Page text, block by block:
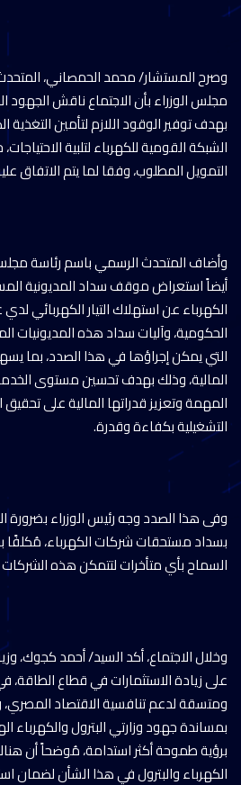
وصرح المستشار/ محمد الحمصاني،
مجلس الوزراء بأن الاجتماع ناقش الجهود
بهدف توفير الوقود اللازم لتأمين التغذية
الشبكة القومية للكهرباء لتلبية
التمويل المطلوب، وفقا لما يتم الاتفاق
وأضاف المتحدث الرسمي باسم رئاسة مجلس
أيضاً استعراض موقف سداد المديونية
الكهرباء عن استهلاك التيار الكهربائي
الحكومية، وآليات سداد هذه المديونيات
التي يمكن إجراؤها في هذا الصدد، بما
المالية، وذلك بهدف تحسين مستوى
المهمة وتعزيز قدراتها المالية على
التشغيلية بكفاءة وقدرة.
وفى هذا الصدد وجه رئيس الوزراء بضرورة
بسداد مستحقات شركات الكهرباء، مُكلفًا
السماح بأي متأخرات لتتمكن هذه
وخلال الاجتماع، أكد السيد/ أحمد كجوك،
على زيادة الاستثمارات في قطاع الطاقة،
ومتسقة لدعم تنافسية الاقتصاد
بمساندة جهود وزارتي البترول والكهرباء
برؤية طموحة أكثر استدامة، مُوضحاً أن
الكهرباء والبترول في هذا الشأن لضمان